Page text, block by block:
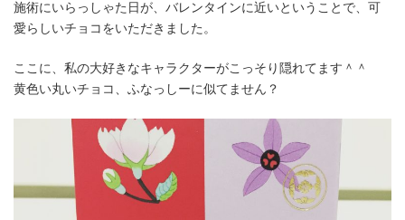
施術にいらっしゃた日が、バレンタインに近いということで、可
愛らしいチョコをいただきました。
ここに、私の大好きなキャラクターがこっそり隠れてます＾＾
黄色い丸いチョコ、ふなっしーに似てません？